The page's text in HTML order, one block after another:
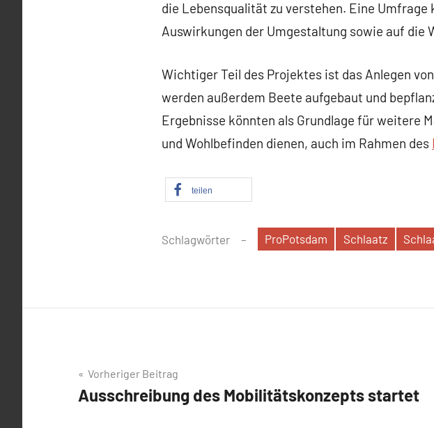
die Lebensqualität zu verstehen. Eine
Auswirkungen der Umgestaltung sowie auf die
Wichtiger Teil des Projektes ist das Anlegen
werden außerdem Beete aufgebaut und
Ergebnisse könnten als Grundlage für weitere
und Wohlbefinden dienen, auch im Rahmen des
teilen
Schlagwörter ProPotsdam Schlaatz
Beitragsnavigation
Vorheriger Beitrag
Ausschreibung des Mobilitätskonzepts startet